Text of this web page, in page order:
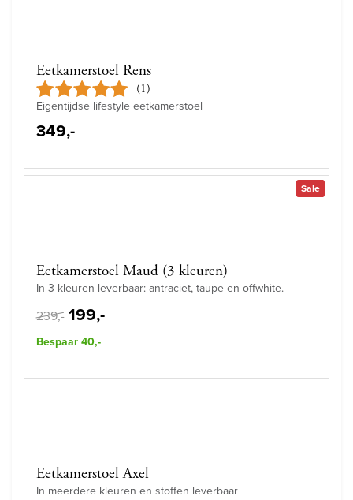
Eetkamerstoel Rens
(1)
Eigentijdse lifestyle eetkamerstoel
349,-
Sale
Eetkamerstoel Maud (3 kleuren)
In 3 kleuren leverbaar: antraciet, taupe en offwhite.
239,- 199,-
Bespaar 40,-
Eetkamerstoel Axel
In meerdere kleuren en stoffen leverbaar